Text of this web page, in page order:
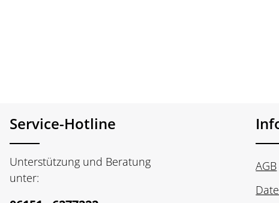
Service-Hotline
Unterstützung und Beratung
unter:
AGB